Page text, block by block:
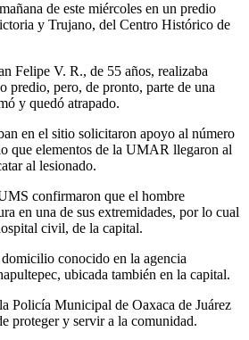
de este miércoles en un predio
y Trujano, del Centro Histórico de
Felipe V. R., de 55 años, realizaba
predio, pero, de pronto, parte de una
y quedó atrapado.
en el sitio solicitaron apoyo al número
que elementos de la UMAR llegaron al
al lesionado.
confirmaron que el hombre
en una de sus extremidades, por lo cual
civil, de la capital.
conocido en la agencia
ubicada también en la capital.
Policía Municipal de Oaxaca de Juárez
proteger y servir a la comunidad.